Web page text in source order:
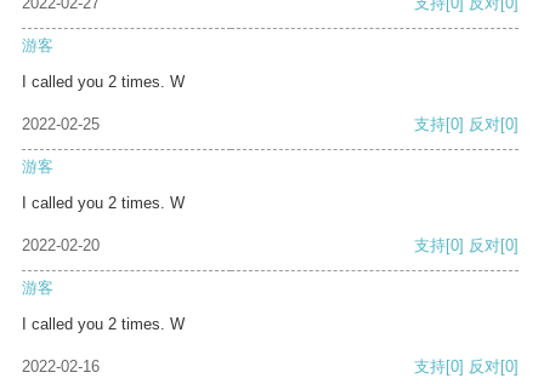
游客
I called you 2 times. W
2022-02-25 支持[0] 反对[0]
游客
I called you 2 times. W
2022-02-20 支持[0] 反对[0]
游客
I called you 2 times. W
2022-02-16 支持[0] 反对[0]